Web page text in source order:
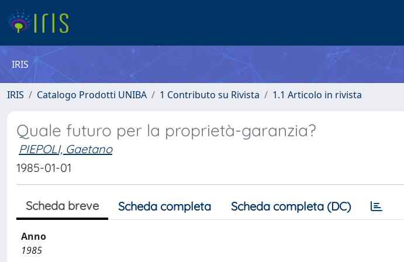
IRIS
IRIS Catalogo Prodotti UNIBA 1 Contributo su Rivista 1.1 Articolo in rivista
Quale futuro per la proprietà-garanzia?
PIEPOLI, Gaetano
1985-01-01
Scheda breve Scheda completa Scheda completa (DC)
Anno
1985